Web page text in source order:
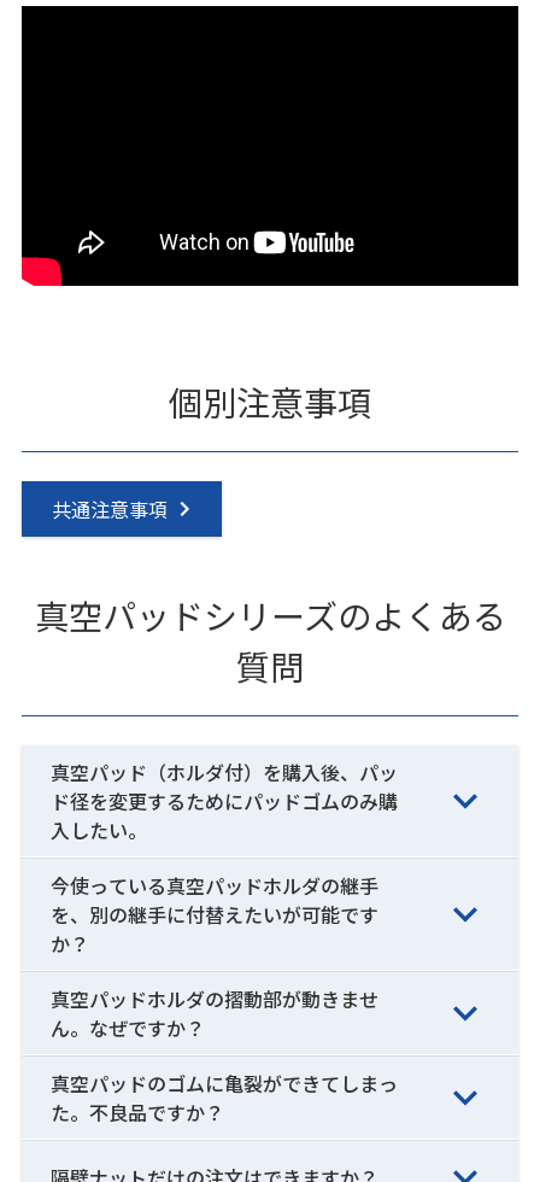
個別注意事項
共通注意事項
真空パッドシリーズのよくある
質問
真空パッド（ホルダ付）を購入後、パッ
ド径を変更するためにパッドゴムのみ購
入したい。
今使っている真空パッドホルダの継手
を、別の継手に付替えたいが可能です
か？
真空パッドホルダの摺動部が動きませ
ん。なぜですか？
真空パッドのゴムに亀裂ができてしまっ
た。不良品ですか？